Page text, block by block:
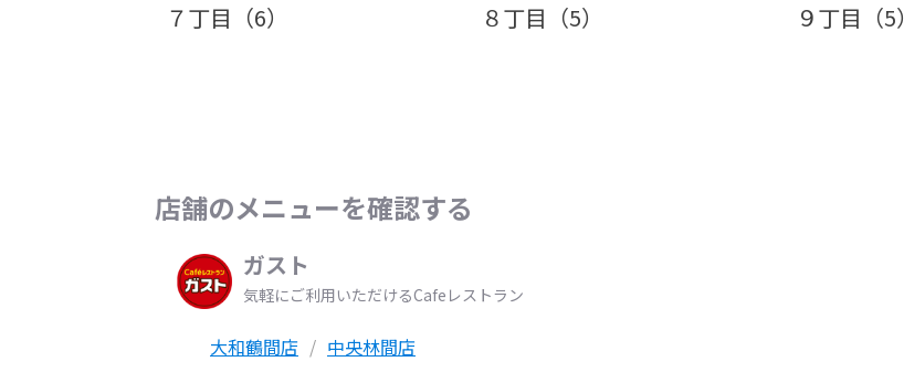
７丁目（6）
８丁目（5） ９丁目（5）
店舗のメニューを確認する
ガスト
気軽にご利用いただけるCafeレストラン
大和鶴間店 中央林間店